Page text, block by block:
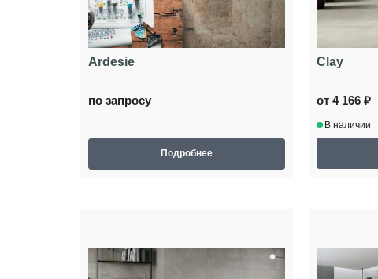
Ardesie
по запросу
Подробнее
Clay
от 4 166 ₽
В наличии